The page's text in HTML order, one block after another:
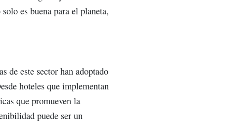
es buena para el planeta,
de este sector han adoptado
hoteles que implementan
que promueven la
puede ser un